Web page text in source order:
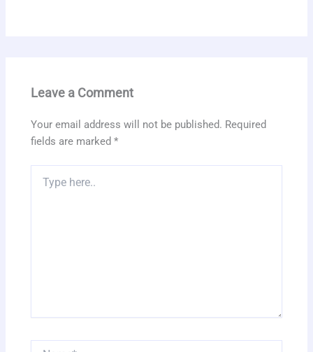
Leave a Comment
Your email address will not be published. Required
fields are marked*
here..